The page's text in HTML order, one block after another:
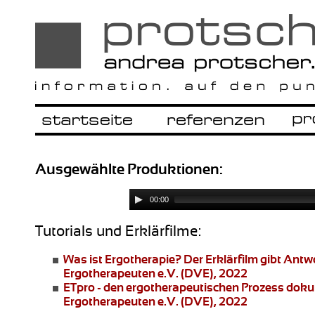
Ausgewählte Produktionen:
00:00
Tutorials und Erklärfilme:
Was ist Ergotherapie? Der Erklärfilm gibt
Ergotherapeuten e.V. (DVE), 2022
ETpro - den ergotherapeutischen Prozess
Ergotherapeuten e.V. (DVE), 2022